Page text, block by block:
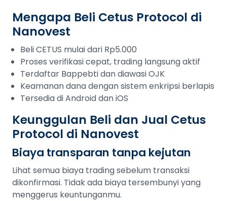
Mengapa Beli Cetus Protocol di
Nanovest
Beli CETUS mulai dari Rp5.000
Proses verifikasi cepat, trading langsung aktif
Terdaftar Bappebti dan diawasi OJK
Keamanan dana dengan sistem enkripsi berlapis
Tersedia di Android dan iOS
Keunggulan Beli dan Jual Cetus
Protocol di Nanovest
Biaya transparan tanpa kejutan
Lihat semua biaya trading sebelum transaksi
dikonfirmasi. Tidak ada biaya tersembunyi yang
menggerus keuntunganmu.